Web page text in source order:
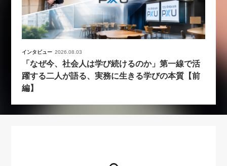
インタビュー 2026.08.03
「なぜ今、社会人は学び続けるのか」第一線で活
躍する二人が語る、実務に生きる学びの本質【前
編】